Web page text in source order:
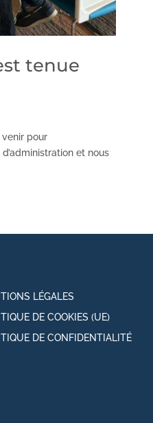
tenue
venir pour
et nous
LÉGALES
DE COOKIES (UE)
DE CONFIDENTIALITÉ